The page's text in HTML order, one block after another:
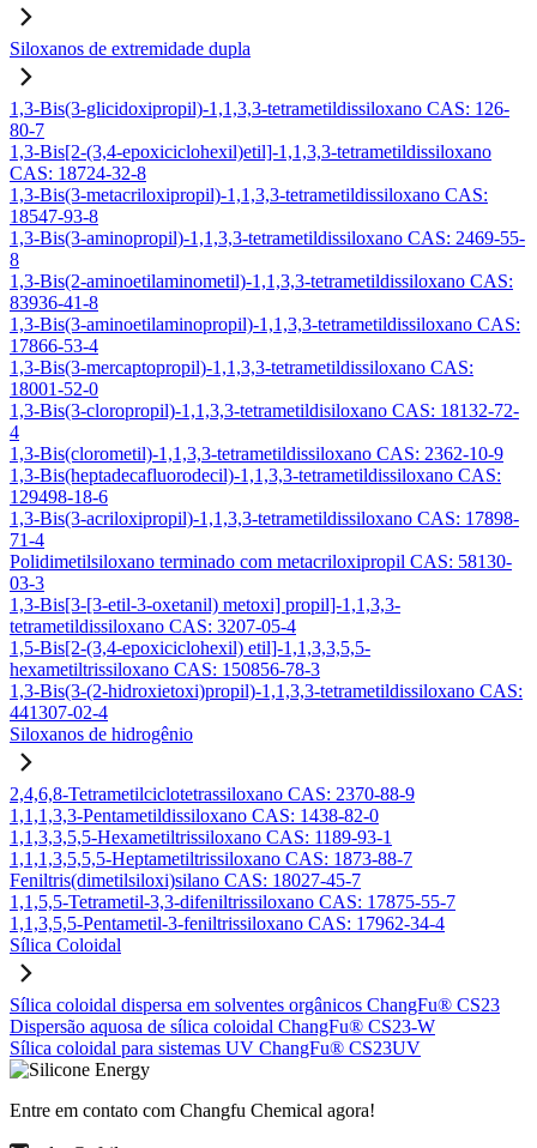
Siloxanos de extremidade dupla
1,3-Bis(3-glicidoxipropil)-1,1,3,3-tetrametildissiloxano CAS: 126-
80-7
1,3-Bis[2-(3,4-epoxiciclohexil)etil]-1,1,3,3-tetrametildissiloxano
CAS: 18724-32-8
1,3-Bis(3-metacriloxipropil)-1,1,3,3-tetrametildissiloxano CAS:
18547-93-8
1,3-Bis(3-aminopropil)-1,1,3,3-tetrametildissiloxano CAS: 2469-55-
8
1,3-Bis(2-aminoetilaminometil)-1,1,3,3-tetrametildissiloxano CAS:
83936-41-8
1,3-Bis(3-aminoetilaminopropil)-1,1,3,3-tetrametildissiloxano CAS:
17866-53-4
1,3-Bis(3-mercaptopropil)-1,1,3,3-tetrametildissiloxano CAS:
18001-52-0
1,3-Bis(3-cloropropil)-1,1,3,3-tetrametildisiloxano CAS: 18132-72-
4
1,3-Bis(clorometil)-1,1,3,3-tetrametildissiloxano CAS: 2362-10-9
1,3-Bis(heptadecafluorodecil)-1,1,3,3-tetrametildissiloxano CAS:
129498-18-6
1,3-Bis(3-acriloxipropil)-1,1,3,3-tetrametildissiloxano CAS: 17898-
71-4
Polidimetilsiloxano terminado com metacriloxipropil CAS: 58130-
03-3
1,3-Bis[3-[3-etil-3-oxetanil) metoxi] propil]-1,1,3,3-
tetrametildissiloxano CAS: 3207-05-4
1,5-Bis[2-(3,4-epoxiciclohexil) etil]-1,1,3,3,5,5-
hexametiltrissiloxano CAS: 150856-78-3
1,3-Bis(3-(2-hidroxietoxi)propil)-1,1,3,3-tetrametildissiloxano CAS:
441307-02-4
Siloxanos de hidrogênio
2,4,6,8-Tetrametilciclotetrassiloxano CAS: 2370-88-9
1,1,1,3,3-Pentametildissiloxano CAS: 1438-82-0
1,1,3,3,5,5-Hexametiltrissiloxano CAS: 1189-93-1
1,1,1,3,5,5,5-Heptametiltrissiloxano CAS: 1873-88-7
Feniltris(dimetilsiloxi)silano CAS: 18027-45-7
1,1,5,5-Tetrametil-3,3-difeniltrissiloxano CAS: 17875-55-7
1,1,3,5,5-Pentametil-3-feniltrissiloxano CAS: 17962-34-4
Sílica Coloidal
Sílica coloidal dispersa em solventes orgânicos ChangFu® CS23
Dispersão aquosa de sílica coloidal ChangFu® CS23-W
Sílica coloidal para sistemas UV ChangFu® CS23UV
Entre em contato com Changfu Chemical agora!